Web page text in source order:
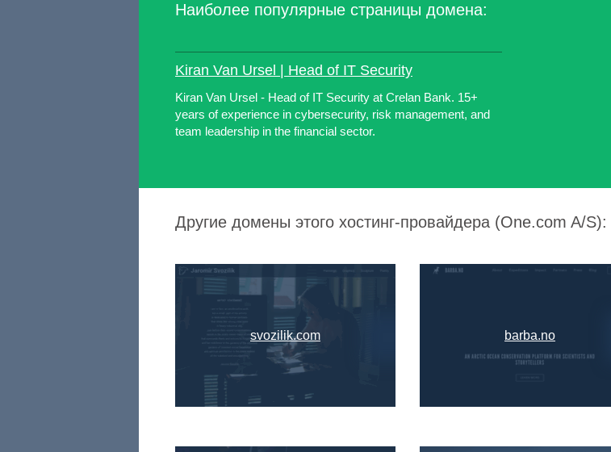
Наиболее популярные страницы домена:
Kiran Van Ursel | Head of IT Security
Kiran Van Ursel - Head of IT Security at Crelan Bank. 15+
years of experience in cybersecurity, risk management, and
team leadership in the financial sector.
Другие домены этого хостинг-провайдера (One.com A/S):
svozilik.com barba.no